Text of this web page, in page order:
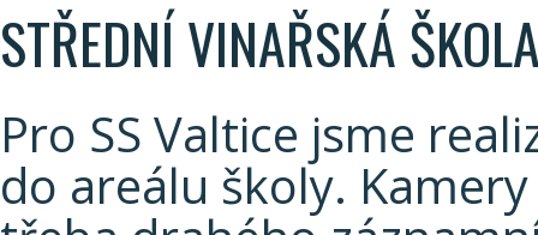
STŘEDNÍ VINAŘSKÁ
Pro SS Valtice jsme
do areálu školy.